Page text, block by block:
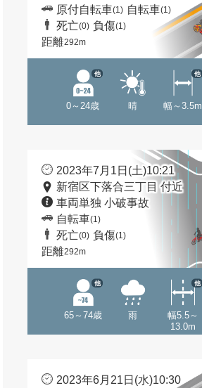
原付自転車(1) 自転車(1)
死亡(0) 負傷(1)
距離292m
0～24歳
他
晴 幅～3.5m
他
2023年7月1日(土)10:21
新宿区下落合三丁目 付近
車両単独 小破事故
自転車(1)
死亡(0) 負傷(1)
距離292m
65～74歳
他
雨
幅5.5～
13.0m
他
2023年6月21日(水)10:30